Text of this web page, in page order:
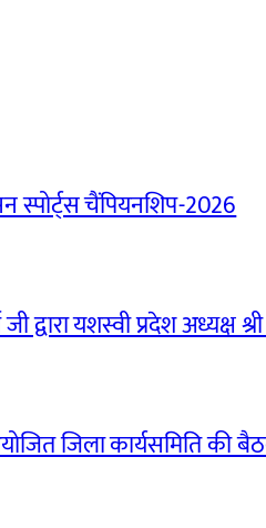
चैंपियनशिप-2026
द्वारा यशस्वी प्रदेश अध्यक्ष
जिला कार्यसमिति की